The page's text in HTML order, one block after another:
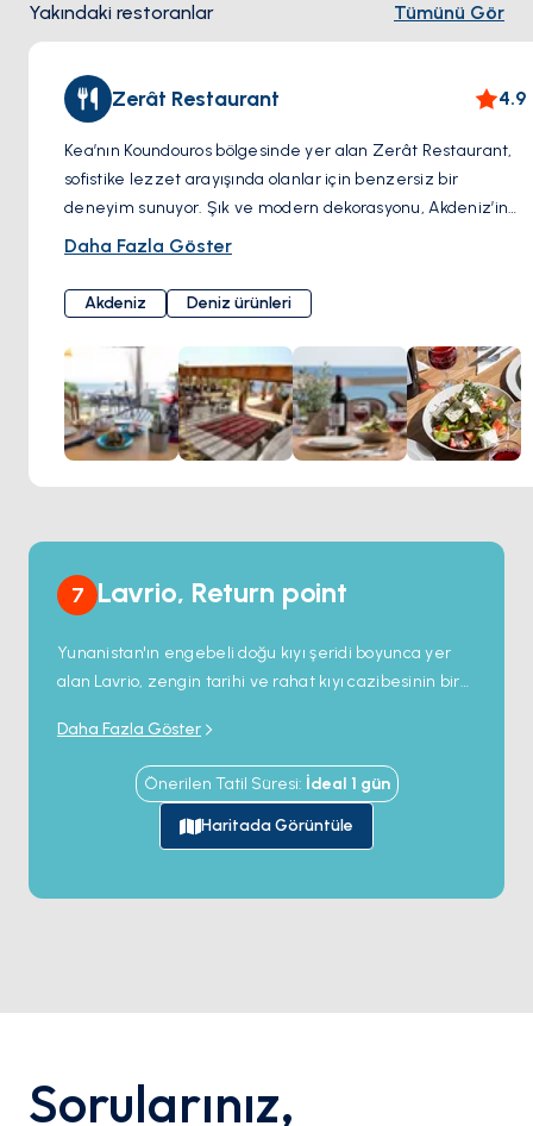
Yakındaki restoranlar Tümünü Gör
Zerât Restaurant 4.9
Kea’nın Koundouros bölgesinde yer alan Zerât Restaurant,
sofistike lezzet arayışında olanlar için benzersiz bir
deneyim sunuyor. Şık ve modern dekorasyonu, Akdeniz’in
huzur dolu manzarasıyla birleşerek, hem göz hem de
ürünlerinden mevsim sebzelerine, Yunan mutfağının klasik
tatlarına kadar pek çok seçenek bulabilirsiniz. Şefin özel
tarifleri ve yerel ürünlerle hazırlanan lezzetler,
Koundouros’un keyifli atmosferinde unutulmaz bir yemek
deneyimi yaşatıyor. Zerât, zarif bir akşam yemeği ya da
özel bir kutlama için ideal bir seçenek.
Daha Fazla Göster
Akdeniz Deniz ürünleri
7 Lavrio, Return point
Yunanistan'ın engebeli doğu kıyı şeridi boyunca yer
alan Lavrio, zengin tarihi ve rahat kıyı cazibesinin bir
liman sizi canlı bir yerel sahne, hareketli sahil
tavernaları ve Ege'de son bir yüzmeye davet eden
yakınlardaki plajlarla karşılıyor. Eski bir maden
kasabasından kültürel merkeze dönüşen Lavrio, antik
hikayelerle dolu ve yolculuğun sonundan önce
Daha Fazla Göster
Önerilen Tatil Süresi: İdeal 1 gün
Haritada Görüntüle
Sorularınız,